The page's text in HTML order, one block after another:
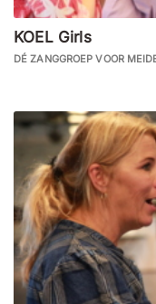
KOEL Girls
DÉ ZANGGROEP VOOR